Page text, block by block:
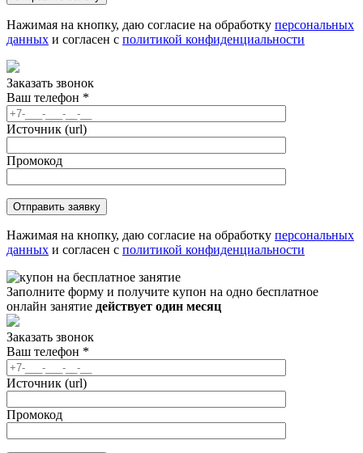
Нажимая на кнопку, даю согласие на обработку персональных
данных и согласен с политикой конфиденциальности
Заказать звонок
Ваш телефон *
Источник (url)
Промокод
Нажимая на кнопку, даю согласие на обработку персональных
данных и согласен с политикой конфиденциальности
Заполните форму и получите купон на одно бесплатное
онлайн занятие действует один месяц
Заказать звонок
Ваш телефон *
Источник (url)
Промокод